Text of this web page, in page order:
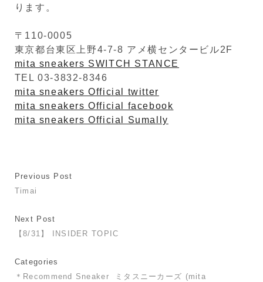
ります。
〒110-0005
東京都台東区上野4-7-8 アメ横センタービル2F
mita sneakers SWITCH STANCE
TEL 03-3832-8346
mita sneakers Official twitter
mita sneakers Official facebook
mita sneakers Official Sumally
Previous Post
Timai
Next Post
【8/31】 INSIDER TOPIC
Categories
＊Recommend Sneaker
ミタスニーカーズ (mita